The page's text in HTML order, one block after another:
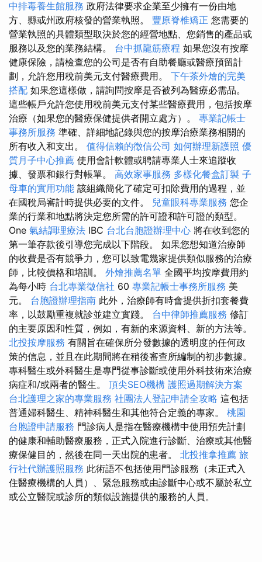
中排毒養生館服務 政府法律要求企業至少擁有一份由地
方、縣或州政府核發的營業執照。 豐原脊椎矯正 您需要的
營業執照的具體類型取決於您的經營地點、您銷售的產品或
服務以及您的業務結構。 台中抓龍筋療程 如果您沒有按摩
健康保險，請檢查您的公司是否有自助餐廳或醫療預留計
劃，允許您用稅前美元支付醫療費用。 下午茶外燴的完美
搭配 如果您這樣做，請詢問按摩是否被列為醫療必需品。
這些帳戶允許您使用稅前美元支付某些醫療費用，包括按摩
治療（如果您的醫療保健提供者開立處方）。 專業記帳士
事務所服務 準確、詳細地記錄與您的按摩治療業務相關的
所有收入和支出。 值得信賴的徵信公司 如何辦理新護照 優
質月子中心推薦 使用會計軟體或聘請專業人士來追蹤收
據、發票和銀行對帳單。 高效家事服務 多樣化餐盒訂製 子
母車的實用功能 該組織簡化了確定可扣除費用的過程，並
在國稅局審計時提供必要的文件。 兒童眼科專業服務 您企
業的行業和地點將決定您所需的許可證和許可證的類型。
One 氣結調理療法 IBC 台北台胞證辦理中心 將在收到您的
第一筆存款後引導您完成以下階段。 如果您想知道治療師
的收費是否有競爭力，您可以致電幾家提供類似服務的治療
師，比較價格和培訓。 外燴推薦名單 全國平均按摩費用約
為每小時 台北專業徵信社 60 專業記帳士事務所服務 美
元。 台胞證辦理指南 此外，治療師有時會提供折扣套餐費
率，以鼓勵重複就診並建立實踐。 台中律師推薦服務 修訂
的主要原因和性質，例如，有新的來源資料、新的方法等。
北投按摩服務 有關旨在確保所分發數據的透明度的任何政
策的信息，並且在此期間將在稍後審查所編制的初步數據。
專科醫生或外科醫生是專門從事診斷或使用外科技術來治療
病症和/或兩者的醫生。 頂尖SEO機構 護照過期解決方案
台北護理之家的專業服務 社團法人登記申請全攻略 這包括
普通婦科醫生、精神科醫生和其他符合定義的專家。 桃園
台胞證申請服務 門診病人是指在醫療機構中使用預先計劃
的健康和輔助醫療服務，正式入院進行診斷、治療或其他醫
療保健目的，然後在同一天出院的患者。 北投推拿推薦 旅
行社代辦護照服務 此術語不包括使用門診服務（未正式入
住醫療機構的人員）、緊急服務或由診斷中心或不屬於私立
或公立醫院或診所的類似設施提供的服務的人員。